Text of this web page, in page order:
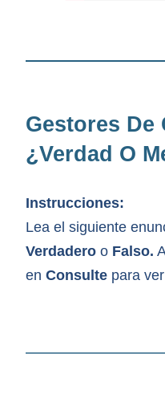
Gestores De
¿verdad O
Instrucciones:
Lea el siguiente
Verdadero o Falso.
en Consulte para